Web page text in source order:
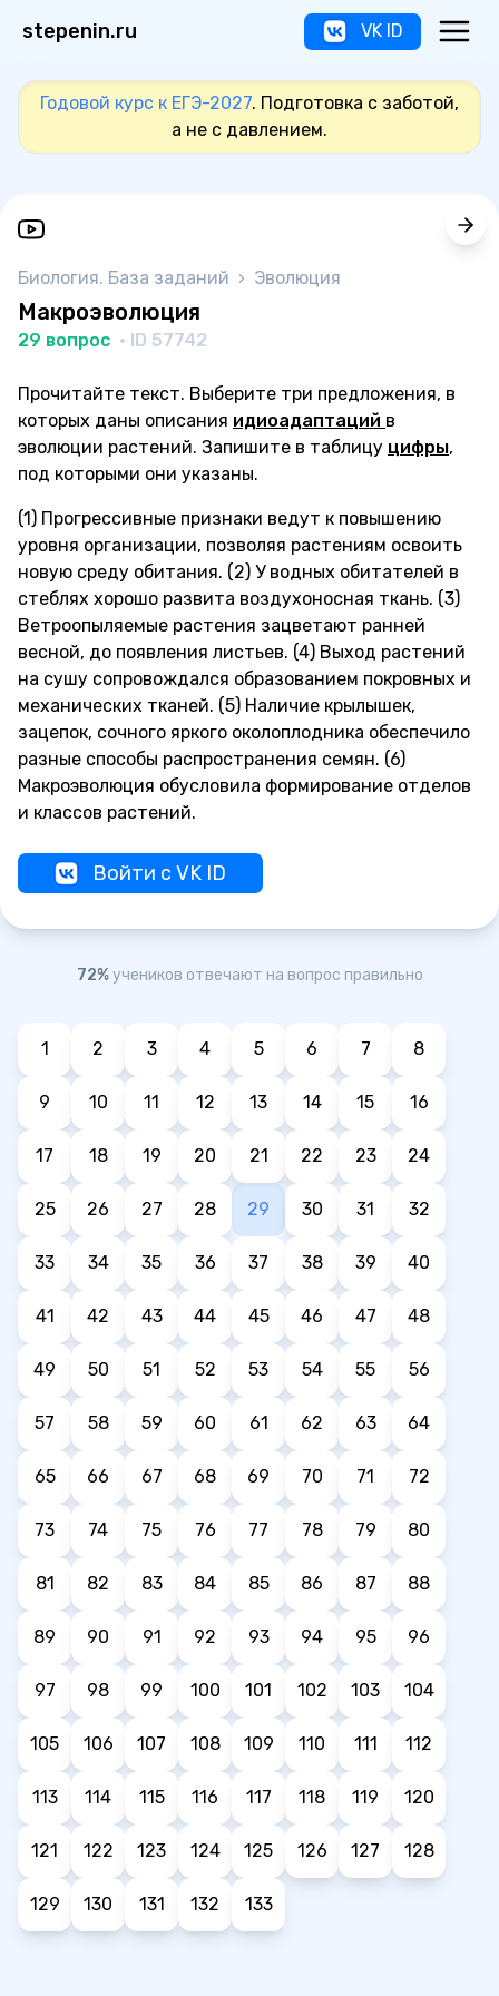
stepenin.ru VK ID
Годовой курс к ЕГЭ-2027. Подготовка с заботой,
а не с давлением.
Биология. База заданий › Эволюция
Макроэволюция
29 вопрос · ID 57742
Прочитайте текст. Выберите три предложения, в
которых даны описания идиоадаптаций в
эволюции растений. Запишите в таблицу цифры,
под которыми они указаны.
(1) Прогрессивные признаки ведут к повышению
уровня организации, позволяя растениям освоить
новую среду обитания. (2) У водных обитателей в
стеблях хорошо развита воздухоносная ткань. (3)
Ветроопыляемые растения зацветают ранней
весной, до появления листьев. (4) Выход растений
на сушу сопровождался образованием покровных и
механических тканей. (5) Наличие крылышек,
зацепок, сочного яркого околоплодника обеспечило
разные способы распространения семян. (6)
Макроэволюция обусловила формирование отделов
и классов растений.
Войти с VK ID
72%учеников отвечают на вопрос правильно
1 2 3 4 5 6 7 8
9 10 11 12 13 14 15 16
17 18 19 20 21 22 23 24
25 26 27 28 29 30 31 32
33 34 35 36 37 38 39 40
41 42 43 44 45 46 47 48
49 50 51 52 53 54 55 56
57 58 59 60 61 62 63 64
65 66 67 68 69 70 71 72
73 74 75 76 77 78 79 80
81 82 83 84 85 86 87 88
89 90 91 92 93 94 95 96
97 98 99 100 101 102 103 104
105 106 107 108 109 110 111 112
113 114 115 116 117 118 119 120
121 122 123 124 125 126 127 128
129 130 131 132 133